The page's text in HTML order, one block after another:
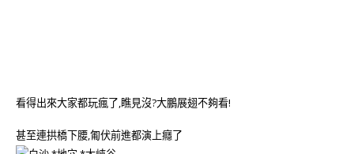
看得出來大家都玩瘋了,瞧見沒?大鵬展翅不夠看!
甚至連拱橋下腰,匍伏前進都演上癮了